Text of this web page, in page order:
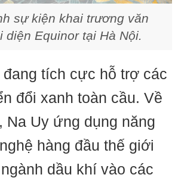
sự kiện khai trương văn
diện Equinor tại Hà Nội.
đang tích cực hỗ trợ các
đổi xanh toàn cầu. Về
Na Uy ứng dụng năng
hàng đầu thế giới
dầu khí vào các